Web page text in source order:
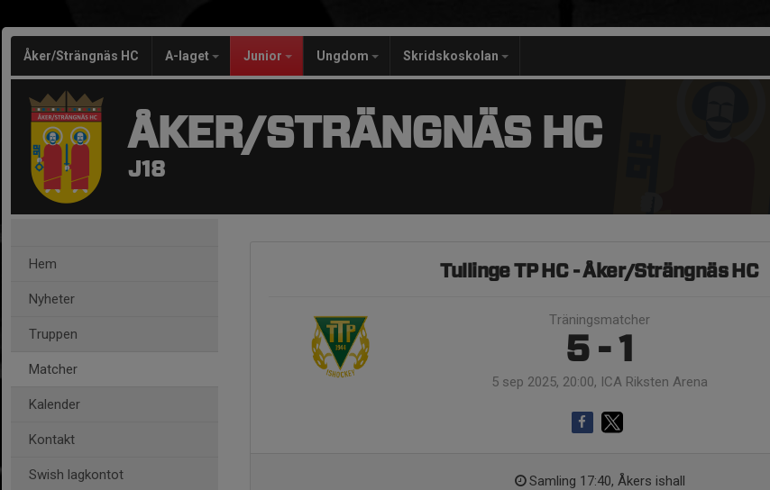
Åker/Strängnäs HC A-laget Junior Ungdom Skridskoskolan
ÅKER/STRÄNGNÄS HC
J18
Hem
Nyheter
Truppen
Matcher
Kalender
Kontakt
Swish lagkontot
Tullinge TP HC - Åker/Strängnäs HC
Träningsmatcher
5 - 1
5 sep 2025, 20:00, ICA Riksten Arena
Samling 17:40, Åkers ishall